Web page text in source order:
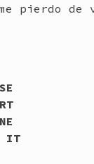
pierdo de
IT